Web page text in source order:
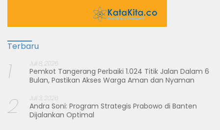
Terbaru
1 Juli 8, 2026
Pemkot Tangerang Perbaiki 1.024 Titik Jalan Dalam 6
Bulan, Pastikan Akses Warga Aman dan Nyaman
2 Juli 3, 2026
Andra Soni: Program Strategis Prabowo di Banten
Dijalankan Optimal